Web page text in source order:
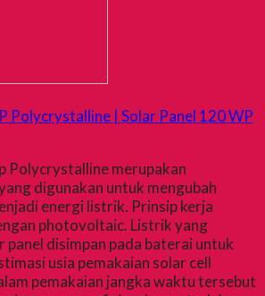
Polycrystalline | Solar Panel 120 WP
Polycrystalline merupakan
digunakan untuk mengubah
energi listrik. Prinsip kerja
photovoltaic. Listrik yang
panel disimpan pada baterai untuk
usia pemakaian solar cell
pemakaian jangka waktu tersebut